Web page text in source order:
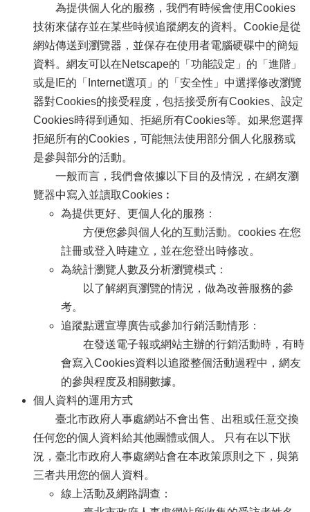
為提供個人化的服務，我們有時候會使用Cookies
技術來儲存並在某些時候追蹤網友的資料。Cookie是從
網站傳送到瀏覽器，並保存在使用者電腦硬碟中的簡短
資料。網友可以在Netscape的「功能設定」的「進階」
或是IE的「Internet選項」的「安全性」中選擇修改瀏覽
器對Cookies的接受程度，包括接受所有Cookies、設定
Cookies時得到通知、拒絕所有Cookies等。如果您選擇
拒絕所有的Cookies，可能無法使用部分個人化服務或
是參與部分的活動。
一般而言，我們會依據以下目的及情況，在網友瀏
覽器中寫入並讀取Cookies︰
為提供更好、更個人化的服務：
方便您參與個人化的互動活動。cookies 在您
註冊或登入時建立，並在您登出時修改。
為統計瀏覽人數及分析瀏覽模式：
以了解網頁瀏覽的情況，做為改善服務的參
考。
追蹤點選宣導廣告或參加行銷活動情形：
在發送電子報或網站主辦的行銷活動時，有時
會寫入Cookies資料以追蹤整個活動過程中，網友
的參與程度及相關數據。
個人資料的運用方式
臺北市政府人事處網站不會出售、出租或任意交換
任何您的個人資料給其他團體或個人。 只有在以下狀
況，臺北市政府人事處網站會在本政策原則之下，與第
三者共用您的個人資料。
線上活動及網路調查：